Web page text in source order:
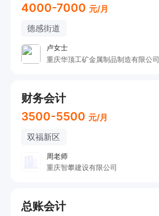
4000-7000 元/月
德感街道
卢女士
重庆华顶工矿金属制品制造有限公司
财务会计
3500-5500 元/月
双福新区
周老师
重庆智攀建设有限公司
总账会计